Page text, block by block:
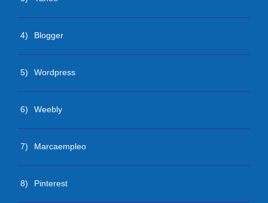
4) Blogger
5) Wordpress
6) Weebly
7) Marcaempleo
8) Pinterest